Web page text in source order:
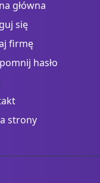
główna
się
firmę
hasło
strony